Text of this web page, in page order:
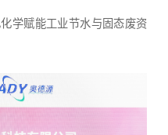
学赋能工业节水与固态废资